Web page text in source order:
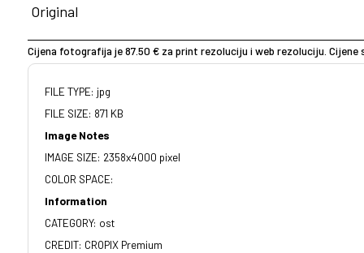
Cijena fotografija je 87.50 € za print rezoluciju i web rezoluciju. Cijene
FILE TYPE: jpg
FILE SIZE: 871 KB
Image Notes
IMAGE SIZE: 2358x4000 pixel
COLOR SPACE:
Information
CATEGORY: ost
CREDIT: CROPIX Premium